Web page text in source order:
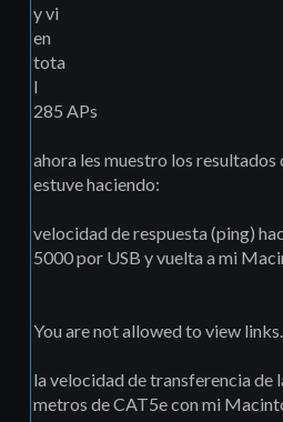
y vi
en
tota
l
285 APs
ahora les muestro los resultados
estuve haciendo:
velocidad de respuesta (ping)
5000 por USB y vuelta a mi
You are not allowed to view links.
la velocidad de transferencia de
metros de CAT5e con mi